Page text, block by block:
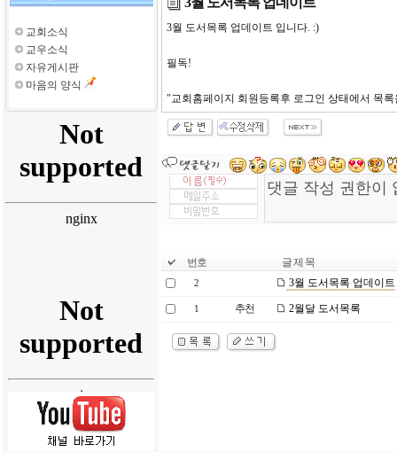
교회소식
교우소식
자유게시판
마음의 양식
3월 도서목록 업데이트 입니다. :)
필독!
"교회홈페이지 회원등록후 로그인 상태에서 목
번호 글 제 목
2 3월 도서목록 업데이트
1 추천 2월달 도서목록